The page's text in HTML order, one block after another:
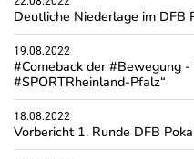
Deutliche Niederlage im DFB
19.08.2022
#Comeback der #Bewegung
#SPORTRheinland-Pfalz“
18.08.2022
Vorbericht 1. Runde DFB